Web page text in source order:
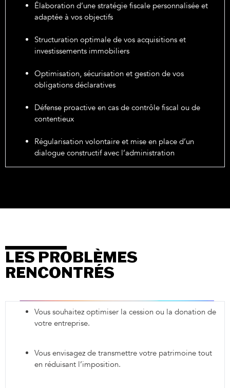
LES PROBLÈMES
RENCONTRÉS
Vous souhaitez optimiser la cession ou la donation de
votre entreprise.
Vous envisagez de transmettre votre patrimoine tout
en réduisant l’imposition.
Élaboration d’une stratégie fiscale personnalisée et
adaptée à vos objectifs
Structuration optimale de vos acquisitions et
investissements immobiliers
Optimisation, sécurisation et gestion de vos
obligations déclaratives
Défense proactive en cas de contrôle fiscal ou de
contentieux
Régularisation volontaire et mise en place d’un
dialogue constructif avec l’administration